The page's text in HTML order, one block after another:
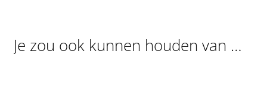
Je zou ook kunnen houden van …